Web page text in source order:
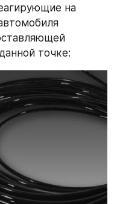
на
точке: